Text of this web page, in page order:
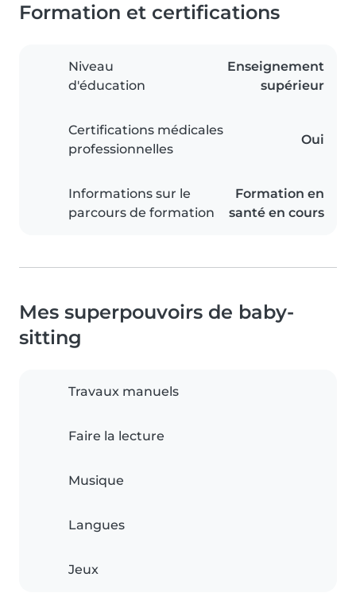
Formation et certifications
Niveau
d'éducation
Enseignement
supérieur
Certifications médicales
professionnelles
Oui
Informations sur le
parcours de formation
Formation en
santé en cours
Mes superpouvoirs de baby-
sitting
Travaux manuels
Faire la lecture
Musique
Langues
Jeux